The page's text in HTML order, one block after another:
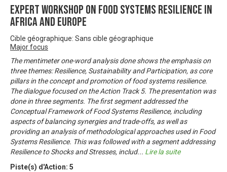
Expert Workshop on Food Systems Resilience in
Africa and Europe
Cible géographique: Sans cible géographique
Major focus
The mentimeter one-word analysis done shows the emphasis on
three themes: Resilience, Sustainability and Participation, as core
pillars in the concept and promotion of food systems resilience.
The dialogue focused on the Action Track 5. The presentation was
done in three segments. The first segment addressed the
Conceptual Framework of Food Systems Resilience, including
aspects of balancing synergies and trade-offs, as well as
providing an analysis of methodological approaches used in Food
Systems Resilience. This was followed with a segment addressing
Resilience to Shocks and Stresses, includ... Lire la suite
Piste(s) d'Action: 5